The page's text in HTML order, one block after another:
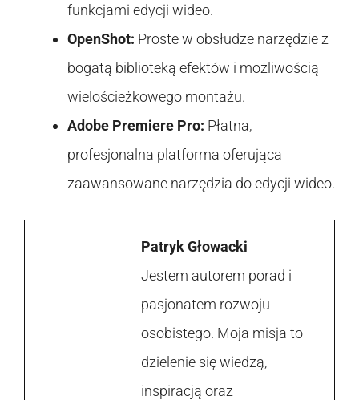
funkcjami edycji wideo.
OpenShot: Proste w obsłudze narzędzie z
bogatą biblioteką efektów i możliwością
wielościeżkowego montażu.
Adobe Premiere Pro: Płatna,
profesjonalna platforma oferująca
zaawansowane narzędzia do edycji wideo.
Patryk Głowacki
Jestem autorem porad i
pasjonatem rozwoju
osobistego. Moja misja to
dzielenie się wiedzą,
inspiracją oraz